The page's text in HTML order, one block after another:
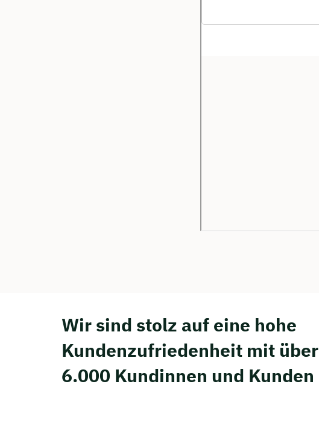
Wir sind stolz auf eine hohe
Kunden­zufriedenheit mit über
6.000 Kundinnen und Kunden